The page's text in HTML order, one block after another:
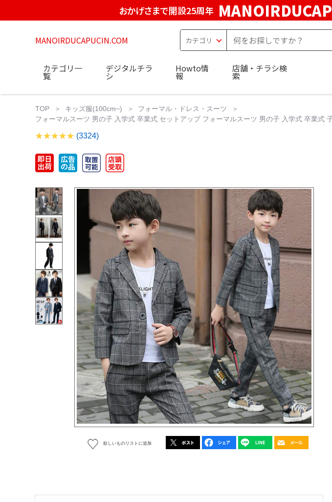
おかげさまで開設25周年
MANOIRDUCAPUCIN.COM
カテゴリ一
覧
デジタルチラ
シ
Howto情
報
店舗・チラシ検
索
TOP キッズ服(100cm~)
フォーマル・ドレス・スーツ
フォーマルスーツ 男の子 入学式 卒業式 セットアップ フォーマルスーツ 男の子 入学式 卒業式
(3324)
欲しいものリストに追加